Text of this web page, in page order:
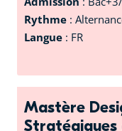
Rythme :
Langue : FR
Mastère
Stratégiques